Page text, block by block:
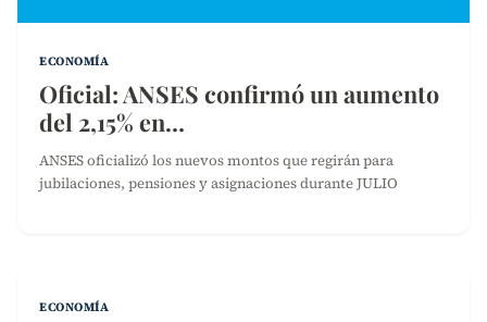
ECONOMÍA
Oficial: ANSES confirmó un aumento
del 2,15% en…
ANSES oficializó los nuevos montos que regirán para
jubilaciones, pensiones y asignaciones durante JULIO
ECONOMÍA